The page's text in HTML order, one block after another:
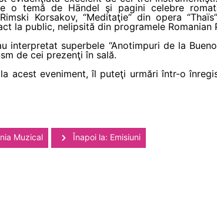
o temă de Händel şi pagini celebre
Korsakov, “Meditaţie” din opera
la public, nelipsită din programele Romanian
interpretat superbele “Anotimpuri de la
de cei prezenţi în sală.
acest eveniment, îl puteţi urmări într-o
Muzical Înapoi la: Emisiuni